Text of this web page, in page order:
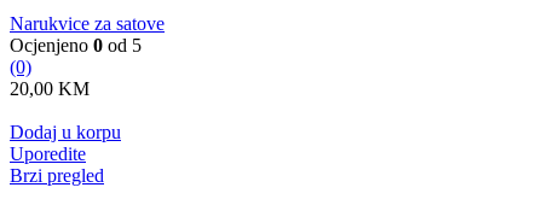
Narukvice za satove
Ocjenjeno 0 od 5
(0)
20,00 KM
Dodaj u korpu
Uporedite
Brzi pregled